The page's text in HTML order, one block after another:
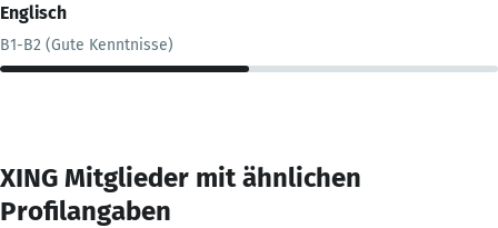
Englisch
B1-B2 (Gute Kenntnisse)
XING Mitglieder mit ähnlichen
Profilangaben